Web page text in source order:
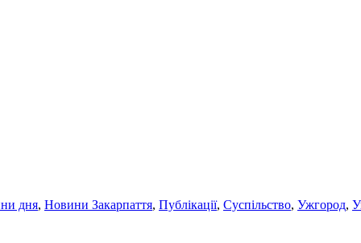
дня, Новини Закарпаття, Публікації, Суспільство, Ужгород,